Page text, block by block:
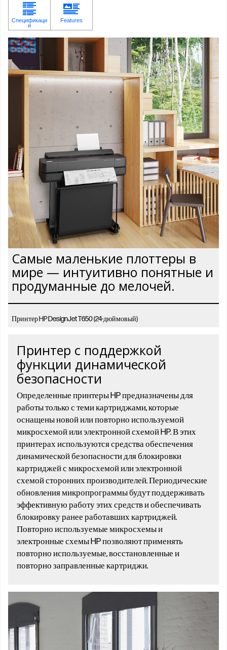
Самые маленькие плоттеры в
мире — интуитивно понятные и
продуманные до мелочей.
Принтер HP DesignJet T650 (24-дюймовый)
Принтер с поддержкой
функции динамической
безопасности
Определенные принтеры HP предназначены для
работы только с теми картриджами, которые
оснащены новой или повторно используемой
микросхемой или электронной схемой HP. В этих
принтерах используются средства обеспечения
динамической безопасности для блокировки
картриджей с микросхемой или электронной
схемой сторонних производителей. Периодические
обновления микропрограммы будут поддерживать
эффективную работу этих средств и обеспечивать
блокировку ранее работавших картриджей.
Повторно используемые микросхемы и
электронные схемы HP позволяют применять
повторно используемые, восстановленные и
повторно заправленные картриджи.